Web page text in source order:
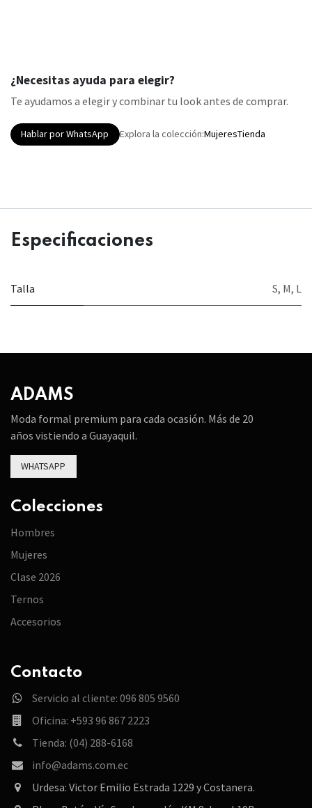
¿Necesitas ayuda para elegir?
Te ayudamos a elegir y combinar tu look antes de comprar.
Hablar por WhatsApp Explora la colección:MujeresTienda
Especificaciones
Talla S, M, L
ADAMS
Moda formal premium para cada ocasión. Más de 20
años vistiendo a Guayaquil.
WHATSAPP
Colecciones
Hombres
Mujeres
Clase 2026
Ternos
Accesorios
Contacto
Servicio al cliente: 096 805 9560
Oficina: +593 96 867 2223
Tienda: (04) 288-6168
info@adams.com.ec
Urdesa: Victor Emilio Estrada 1229 y Costanera.